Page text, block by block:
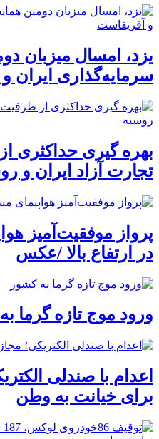
یزد، امسال میزبان
سرمایه‌گذاری ایران
بهره گیری حداکثری
تجارت آزاد ایران و
پرواز موفقیت‌آمیز
در ارتفاع بالا /عکس
ورود موج تازه گرما
اعدام با صندلی
برای خیانت به وطن